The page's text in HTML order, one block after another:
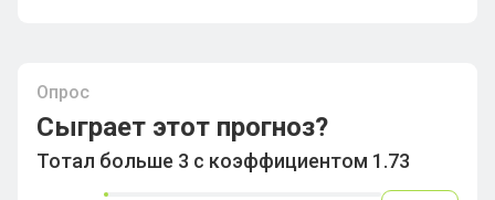
Опрос
Сыграет этот прогноз?
Тотал больше 3 с коэффициентом 1.73